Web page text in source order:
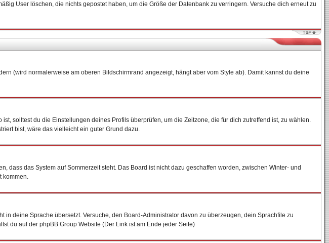
User löschen, die nichts gepostet haben, um die Größe der Datenbank zu verringern. Versuche dich erneut zu
(wird normalerweise am oberen Bildschirmrand angezeigt, hängt aber vom Style ab). Damit kannst du deine
solltest du die Einstellungen deines Profils überprüfen, um die Zeitzone, die für dich zutreffend ist, zu wählen.
bist, wäre das vielleicht ein guter Grund dazu.
das System auf Sommerzeit steht. Das Board ist nicht dazu geschaffen worden, zwischen Winter- und
kommen.
deine Sprache übersetzt. Versuche, den Board-Administrator davon zu überzeugen, dein Sprachfile zu
du auf der phpBB Group Website (Der Link ist am Ende jeder Seite)